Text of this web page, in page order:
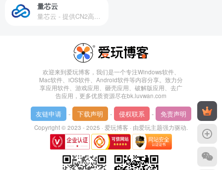
量芯云
量芯云 - 提供CN2高速香港美国云服务器&专业高防服务器租用等云服务器供应商
欢迎来到爱玩博客，我们是一个专注Windows软件、
Mac软件、iOS软件、Android软件等内容分享。致力分
享应用软件、游戏应用、砸壳应用、破解版应用、去广
告应用，更多优质资源尽在bk.luvwan.com
友链申请 - 下载声明 - 侵权联系 - 免责声明
Copyright © 2023 - 2025 · 爱玩博客 · 由爱玩主题强力驱动.